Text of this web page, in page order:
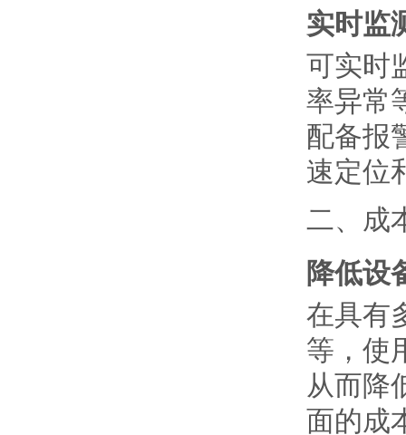
实时监
可实时
率异常
配备报
速定位
二、成
降低设
在具有
等，使
从而降
面的成